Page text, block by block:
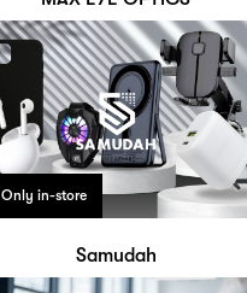
Only in-store
Samudah